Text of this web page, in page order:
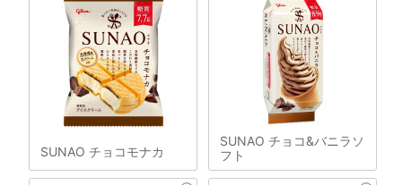
SUNAO チョコモナカ
SUNAO チョコ&バニラソ
フト